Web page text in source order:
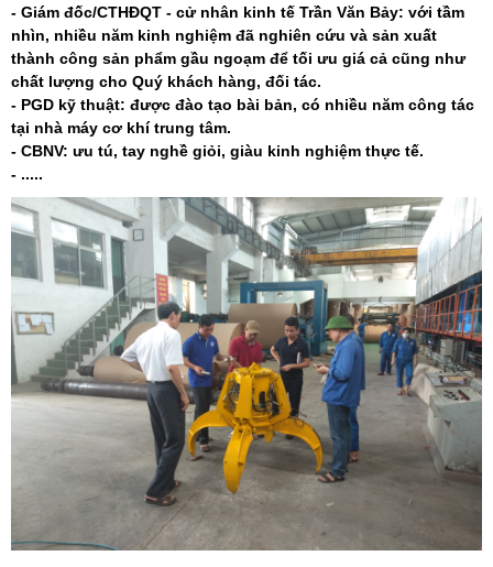
- Giám đốc/CTHĐQT - cử nhân kinh tế Trần Văn Bảy: với tầm
nhìn, nhiều năm kinh nghiệm đã nghiên cứu và sản xuất
thành công sản phẩm gầu ngoạm để tối ưu giá cả cũng như
chất lượng cho Quý khách hàng, đối tác.
- PGD kỹ thuật: được đào tạo bài bản, có nhiều năm công tác
tại nhà máy cơ khí trung tâm.
- CBNV: ưu tú, tay nghề giỏi, giàu kinh nghiệm thực tế.
- .....